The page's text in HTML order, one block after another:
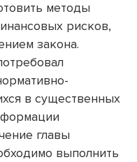
методы
рисков,
закона.
в существенных
главы
выполнить